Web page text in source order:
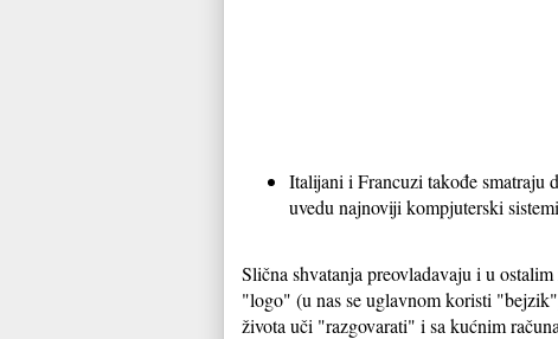
Italijani i Francuzi takođe smatraju
uvedu najnoviji kompjuterski
Slična shvatanja preovladavaju i u
"logo" (u nas se uglavnom koristi
života uči "razgovarati" i sa kućnim